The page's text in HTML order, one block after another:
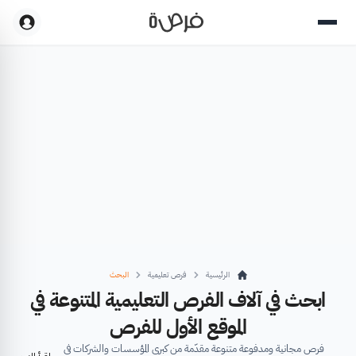
الرئيسية فرص تعليمية البحث
ابحث في آلاف الفرص التعليمية المتنوعة في
الموقع الأول للفرص
فرص مجانية ومدفوعة متنوعة مقدّمة من كبرى المؤسسات والشركات في